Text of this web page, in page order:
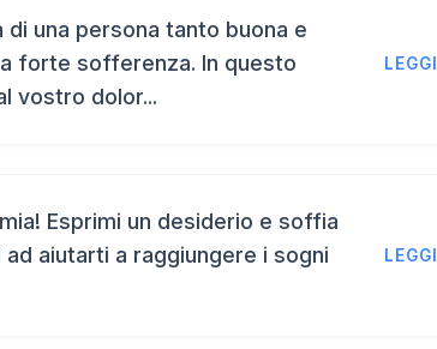
una persona tanto buona e
forte sofferenza. In questo
vostro dolor...
LEGGI
Esprimi un desiderio e soffia
aiutarti a raggiungere i sogni
LEGGI